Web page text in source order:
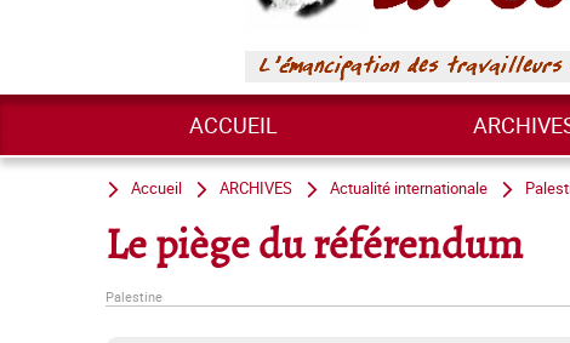
ACCUEIL
Accueil ARCHIVES Actualité internationale
Le piège du référendum
Palestine